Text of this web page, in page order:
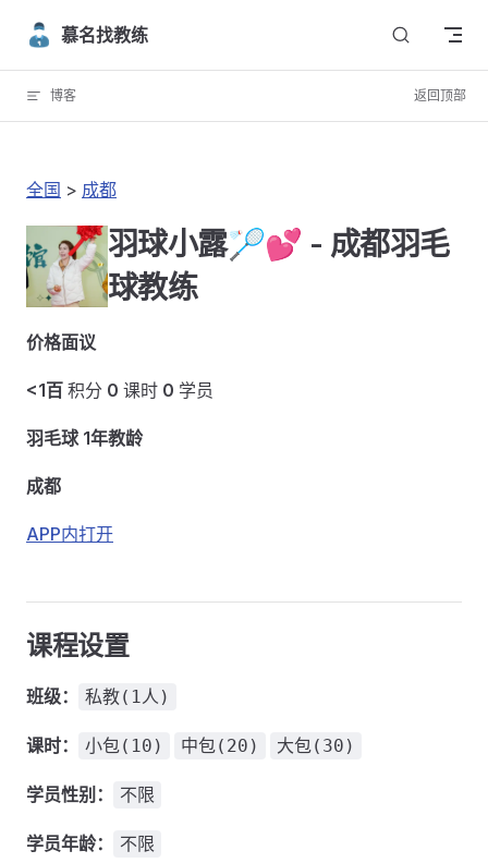
Skip to content
慕名找教练
博客 返回顶部
全国 > 成都
羽球小露🏸💕 - 成都羽毛
球教练
价格面议
<1百 积分 0 课时 0 学员
羽毛球 1年教龄
成都
APP内打开
课程设置
班级： 私教(1人)
课时： 小包(10) 中包(20) 大包(30)
学员性别： 不限
学员年龄： 不限